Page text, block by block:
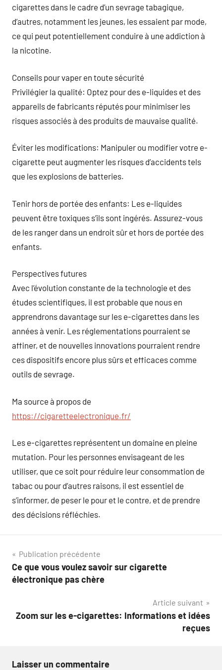
cigarettes dans le cadre d’un sevrage tabagique,
d’autres, notamment les jeunes, les essaient par mode,
ce qui peut potentiellement conduire à une addiction à
la nicotine.
Conseils pour vaper en toute sécurité
Privilégier la qualité: Optez pour des e-liquides et des
appareils de fabricants réputés pour minimiser les
risques associés à des produits de mauvaise qualité.
Éviter les modifications: Manipuler ou modifier votre e-
cigarette peut augmenter les risques d’accidents tels
que les explosions de batteries.
Tenir hors de portée des enfants: Les e-liquides
peuvent être toxiques s’ils sont ingérés. Assurez-vous
de les ranger dans un endroit sûr et hors de portée des
enfants.
Perspectives futures
Avec l’évolution constante de la technologie et des
études scientifiques, il est probable que nous en
apprendrons davantage sur les e-cigarettes dans les
années à venir. Les réglementations pourraient se
affiner, et de nouvelles innovations pourraient rendre
ces dispositifs encore plus sûrs et efficaces comme
outils de sevrage.
Ma source à propos de
https://cigaretteelectronique.fr/
Les e-cigarettes représentent un domaine en pleine
mutation. Pour les personnes envisageant de les
utiliser, que ce soit pour réduire leur consommation de
tabac ou pour d’autres raisons, il est essentiel de
s’informer, de peser le pour et le contre, et de prendre
des décisions réfléchies.
Navigation
de
Publication précédente
Ce que vous voulez savoir sur cigarette
électronique pas chère
Article suivant
Zoom sur les e-cigarettes: Informations et idées
reçues
Laisser un commentaire